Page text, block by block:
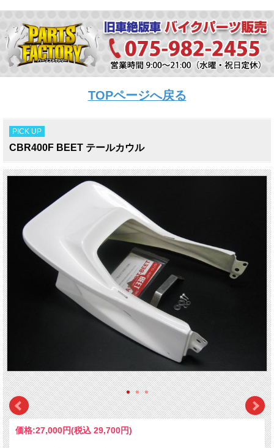
TOPページへ戻る
PICK UP
CBR400F BEET テールカウル
価格:27,000円(税込 29,700円)